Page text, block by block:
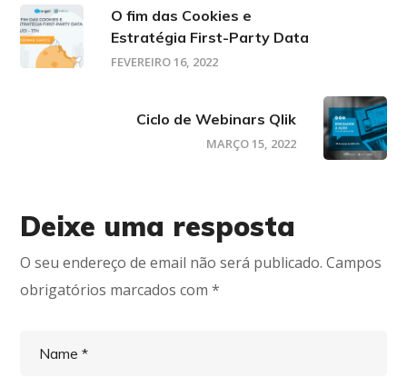
O fim das Cookies e
Estratégia First-Party Data
FEVEREIRO 16, 2022
Ciclo de Webinars Qlik
MARÇO 15, 2022
Deixe uma resposta
O seu endereço de email não será publicado. Campos
obrigatórios marcados com*